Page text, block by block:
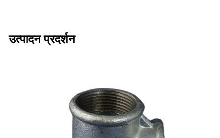
उत्पादन प्रदर्शन